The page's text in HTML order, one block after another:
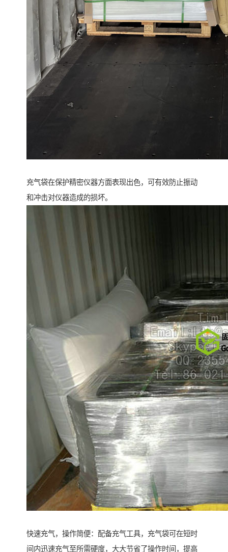
充气袋在保护精密仪器方面表现出色，可有效防止振动
和冲击对仪器造成的损坏。
快速充气，操作简便：配备充气工具，充气袋可在短时
间内迅速充气至所需硬度，大大节省了操作时间，提高